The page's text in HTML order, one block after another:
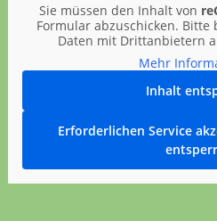
Sie müssen den Inhalt von
Formular abzuschicken. Bitte
Daten mit Drittanbietern
Mehr
Inhalt
Erforderlichen Service